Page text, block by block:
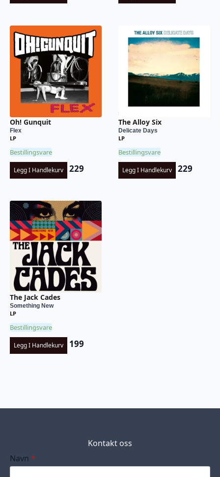
Oh! Gunquit
Flex
LP
Bestillingsvare
Legg I Handlekurv 229
The Alloy Six
Delicate Days
LP
Bestillingsvare
Legg I Handlekurv 229
The Jack Cades
Something New
LP
Bestillingsvare
Legg I Handlekurv 199
Kontakt oss
Navn *